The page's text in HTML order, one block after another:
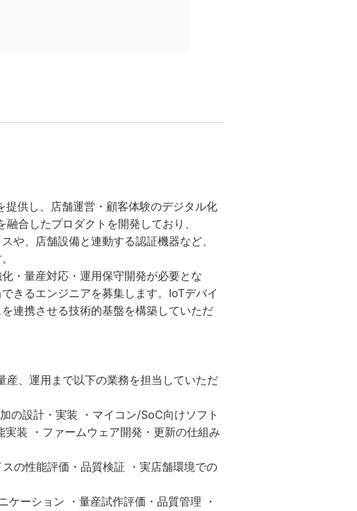
供し、店舗運営・顧客体験のデジタル化
合したプロダクトを開発しており、
や、店舗設備と連動する認証機器など、
・量産対応・運用保守開発が必要とな
きるエンジニアを募集します。IoTデバイ
連携させる技術的基盤を構築していただ
、運用まで以下の業務を担当していただ
の設計・実装 ・マイコン/SoC向けソフト
装 ・ファームウェア開発・更新の仕組み
の性能評価・品質検証 ・実店舗環境での
ケーション ・量産試作評価・品質管理 ・